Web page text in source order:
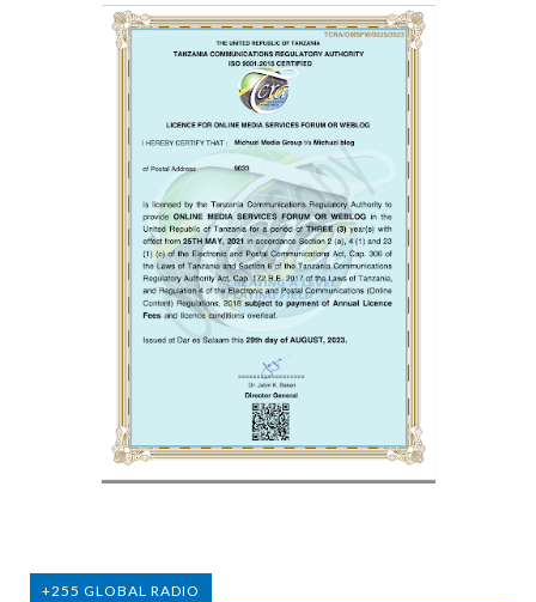
+255 GLOBAL RADIO